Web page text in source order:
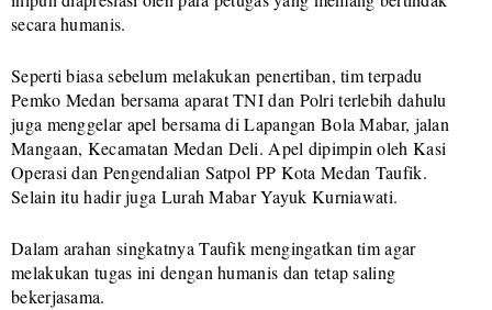
secara humanis.
Seperti biasa sebelum melakukan penertiban, tim terpadu
Pemko Medan bersama aparat TNI dan Polri terlebih dahulu
juga menggelar apel bersama di Lapangan Bola Mabar, jalan
Mangaan, Kecamatan Medan Deli. Apel dipimpin oleh Kasi
Operasi dan Pengendalian Satpol PP Kota Medan Taufik.
Selain itu hadir juga Lurah Mabar Yayuk Kurniawati.
Dalam arahan singkatnya Taufik mengingatkan tim agar
melakukan tugas ini dengan humanis dan tetap saling
bekerjasama.